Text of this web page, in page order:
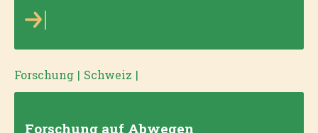
Forschung | Schweiz |
Forschung auf Abwegen